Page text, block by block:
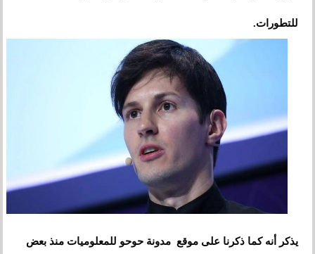
للتطورات.
يذكر أنه كما ذكرنا على موقع مدونة حوحو للمعلوميات منذ بعض